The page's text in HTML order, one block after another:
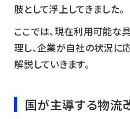
肢として浮上してきました。
ここでは、現在利用可能
理し、企業が自社の状況に
解説していきます。
国が主導する物流